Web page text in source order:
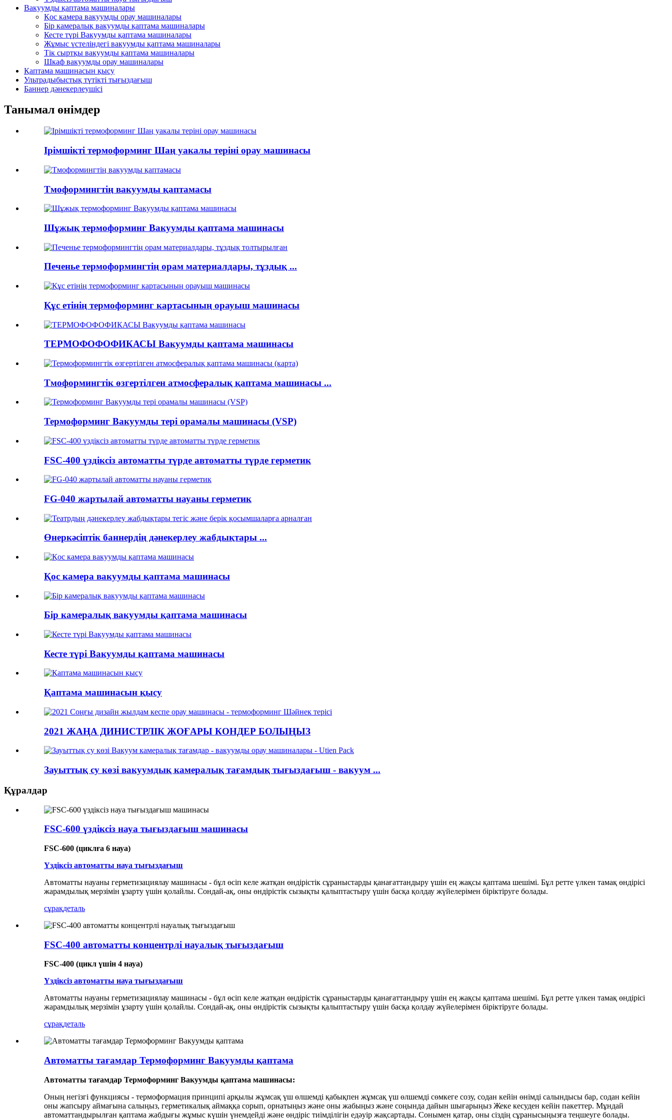
Вакуумды қаптама машиналары
Қос камера вакуумды орау машиналары
Бір камералық вакуумды қаптама машиналары
Кесте түрі Вакуумды қаптама машиналары
Жұмыс үстеліндегі вакуумды қаптама машиналары
Тік сыртқы вакуумды қаптама машиналары
Шкаф вакуумды орау машиналары
Қаптама машинасын қысу
Ультрадыбыстық түтікті тығыздағыш
Баннер дәнекерлеушісі
Танымал өнімдер
Ірімшікті термоформинг Шаң уакалы теріні орау машинасы
Тмоформингтің вакуумды қаптамасы
Шұжық термоформинг Вакуумды қаптама машинасы
Печенье термоформингтің орам материалдары, тұздық ...
Құс етінің термоформинг картасының орауыш машинасы
ТЕРМОФОФОФИКАСЫ Вакуумды қаптама машинасы
Тмоформингтік өзгертілген атмосфералық қаптама машинасы ...
Термоформинг Вакуумды тері орамалы машинасы (VSP)
FSC-400 үздіксіз автоматты түрде автоматты түрде герметик
FG-040 жартылай автоматты науаны герметик
Өнеркәсіптік баннердің дәнекерлеу жабдықтары ...
Қос камера вакуумды қаптама машинасы
Бір камералық вакуумды қаптама машинасы
Кесте түрі Вакуумды қаптама машинасы
Қаптама машинасын қысу
2021 ЖАҢА ДИНИСТРЛІК ЖОҒАРЫ КОНДЕР БОЛЫҢЫЗ
Зауыттық су көзі вакуумдық камералық тағамдық тығыздағыш - вакуум ...
Құралдар
FSC-600 үздіксіз науа тығыздағыш машинасы
FSC-600 (циклға 6 науа)
Үздіксіз автоматты науа тығыздағыш
Автоматты науаны герметизациялау машинасы - бұл өсіп келе жатқан өндірістік сұраныстарды қанағаттандыру үшін ең жақсы қаптама шешімі. Бұл ретте үлкен тамақ өндірісі
жарамдылық мерзімін ұзарту үшін қолайлы. Сондай-ақ, оны өндірістік сызықты қалыптастыру үшін басқа қолдау жүйелерімен біріктіруге болады.
сұрақдеталь
FSC-400 автоматты концентрлі науалық тығыздағыш
FSC-400 (цикл үшін 4 науа)
Үздіксіз автоматты науа тығыздағыш
Автоматты науаны герметизациялау машинасы - бұл өсіп келе жатқан өндірістік сұраныстарды қанағаттандыру үшін ең жақсы қаптама шешімі. Бұл ретте үлкен тамақ өндірісі
жарамдылық мерзімін ұзарту үшін қолайлы. Сондай-ақ, оны өндірістік сызықты қалыптастыру үшін басқа қолдау жүйелерімен біріктіруге болады.
сұрақдеталь
Автоматты тағамдар Термоформинг Вакуумды қаптама
Автоматты тағамдар Термоформинг Вакуумды қаптама машинасы:
Оның негізгі функциясы - термоформация принципі арқылы жұмсақ үш өлшемді қабықпен жұмсақ үш өлшемді сөмкеге созу, содан кейін өнімді салындысы бар, содан кейін
оны жапсыру аймағына салыңыз, герметикалық аймаққа сорып, орнатыңыз және оны жабыңыз және соңында дайын шығарыңыз Жеке кесуден кейін пакеттер. Мұндай
автоматтандырылған қаптама жабдығы жұмыс күшін үнемдейді және өндіріс тиімділігін едәуір жақсартады. Сонымен қатар, оны сіздің сұранысыңызға теңшеуге болады.